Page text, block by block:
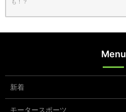
Menu
新着
モータースポーツ